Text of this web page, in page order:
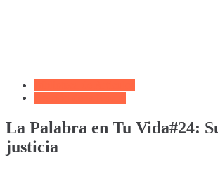
La Palabra en Tu Vida#24:
justicia